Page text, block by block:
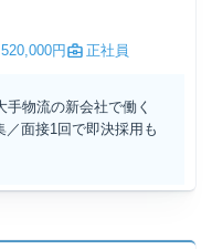
520,000円 正社員
手物流の新会社で働く
／面接1回で即決採用も